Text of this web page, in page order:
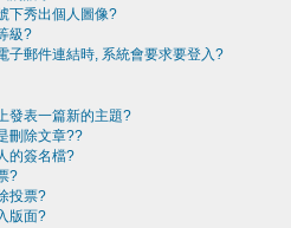
下秀出個人圖像?
級?
子郵件連結時, 系統會要求要登入?
發表一篇新的主題?
刪除文章??
的簽名檔?
?
投票?
版面?